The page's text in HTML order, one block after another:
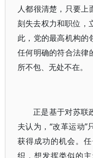
人都很清楚，只要上
刻失去权力和职位，
此，党的最高机构的
任何明确的符合法律
所不包、无处不在。
正是基于对苏联
夫认为，“改革运动
获得成功的机会。
织，想发挥类似的